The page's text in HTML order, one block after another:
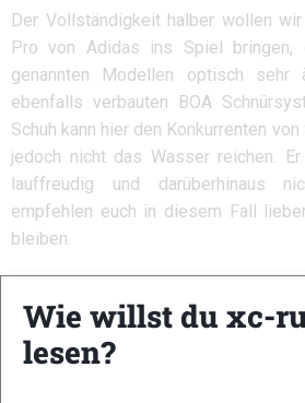
Der Vollständigkeit halber wollen
Pro von Adidas ins Spiel bringen,
genannten Modellen optisch sehr
ebenfalls verbauten BOA
Schuh kann hier den Konkurrenten
jedoch nicht das Wasser reichen.
lauffreudig und darüberhinaus
empfehlen euch in diesem Fall
bleiben.
Wie willst du xc-
lesen?